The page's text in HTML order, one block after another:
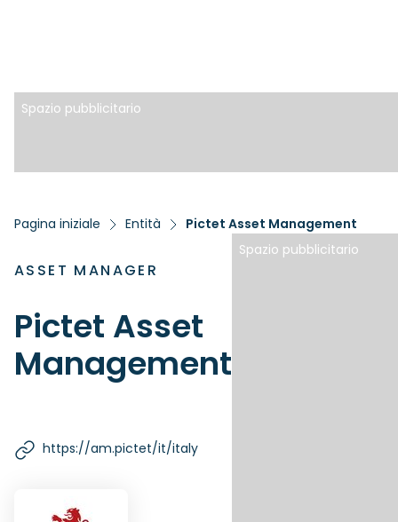
Spazio pubblicitario
Pagina iniziale Entità Pictet Asset Management
ASSET MANAGER
Pictet Asset
Management
https://am.pictet/it/italy
Spazio pubblicitario